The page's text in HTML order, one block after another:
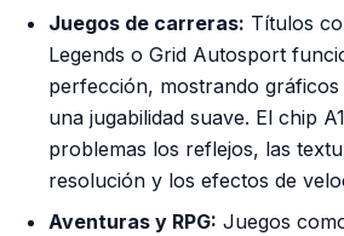
Juegos de carreras: Títulos
Legends o Grid Autosport
perfección, mostrando
una jugabilidad suave. El chip
problemas los reflejos, las
resolución y los efectos de
Aventuras y RPG: Juegos